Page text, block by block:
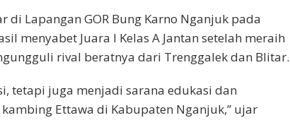
di Lapangan GOR Bung Karno Nganjuk pada
menyabet Juara I Kelas A Jantan setelah meraih
rival beratnya dari Trenggalek dan Blitar.
tetapi juga menjadi sarana edukasi dan
Ettawa di Kabupaten Nganjuk,” ujar